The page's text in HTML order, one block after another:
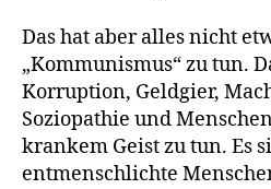
Das hat aber alles nicht
„Kommunismus“ zu tun.
Korruption, Geldgier,
Soziopathie und
krankem Geist zu tun. Es
entmenschlichte